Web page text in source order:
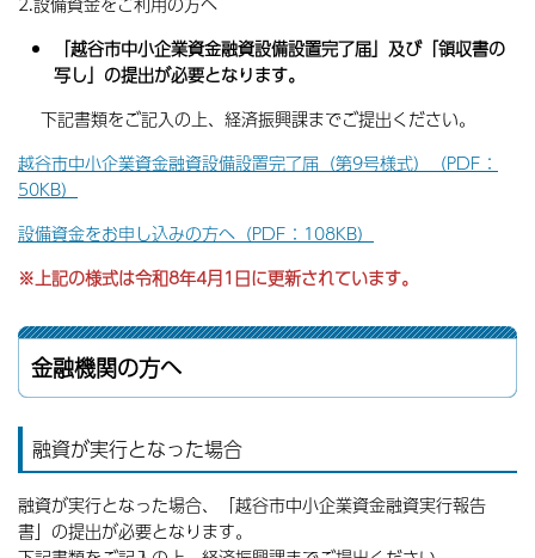
「越谷市中小企業資金融資設備設置完了届」及び「領収書の
写し」の提出が必要となります。
下記書類をご記入の上、経済振興課までご提出ください。
越谷市中小企業資金融資設備設置完了届（第9号様式）（PDF：
50KB）
設備資金をお申し込みの方へ（PDF：108KB）
※上記の様式は令和8年4月1日に更新されています。
金融機関の方へ
融資が実行となった場合
融資が実行となった場合、「越谷市中小企業資金融資実行報告
書」の提出が必要となります。